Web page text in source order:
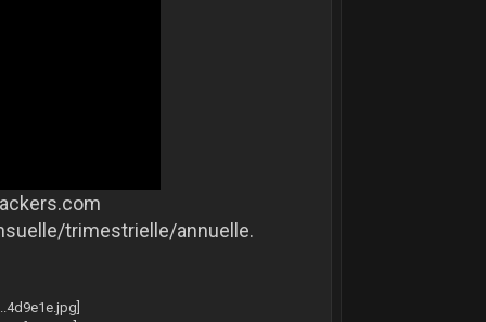
trimestrielle/annuelle.